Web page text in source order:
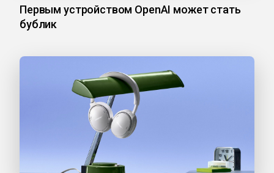
Первым устройством OpenAI может стать
бублик